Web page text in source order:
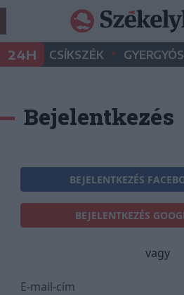
24H CSÍKSZÉK •
Bejelentkezés
BEJELENTKEZÉS
BEJELENTKEZÉS
vagy
E-mail-cím